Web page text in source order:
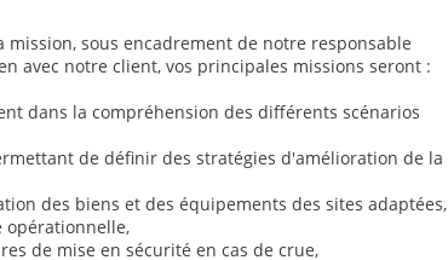
sous encadrement de notre responsable
avec notre client, vos principales missions seront :
dans la compréhension des différents scénarios
de définir des stratégies d'amélioration de la
des biens et des équipements des sites adaptées,
opérationnelle,
de mise en sécurité en cas de crue,